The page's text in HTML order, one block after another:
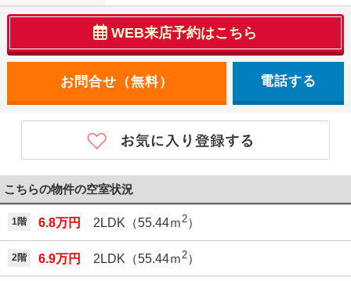
WEB来店予約はこちら
電話する
こちらの物件の空室状況
1階 6.8万円 2LDK（55.44ｍ2）
2階 6.9万円 2LDK（55.44ｍ 2）